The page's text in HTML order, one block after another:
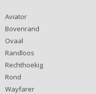
Aviator
Bovenrand
Ovaal
Randloos
Rechthoekig
Rond
Wayfarer